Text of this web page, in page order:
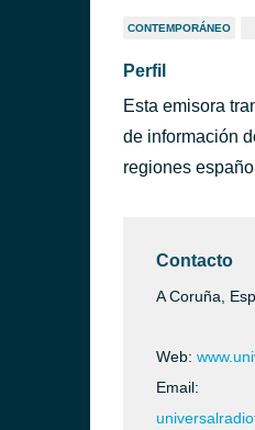
CONTEMPORÁNEO
Perfil
Esta emisora
de información
regiones
Contacto
A Coruña,
Web:
Email: